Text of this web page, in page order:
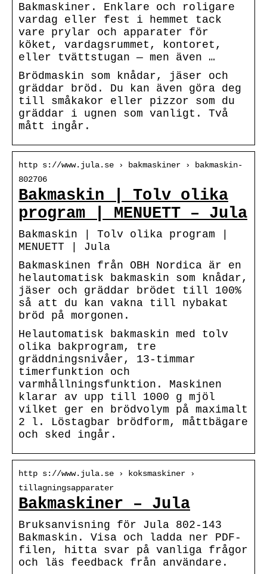
Bakmaskiner. Enklare och roligare
vardag eller fest i hemmet tack
vare prylar och apparater för
köket, vardagsrummet, kontoret,
eller tvättstugan — men även …
Brödmaskin som knådar, jäser och
gräddar bröd. Du kan även göra deg
till småkakor eller pizzor som du
gräddar i ugnen som vanligt. Två
mått ingår.
http s://www.jula.se › bakmaskiner › bakmaskin-
802706
Bakmaskin | Tolv olika
program | MENUETT – Jula
Bakmaskin | Tolv olika program |
MENUETT | Jula
Bakmaskinen från OBH Nordica är en
helautomatisk bakmaskin som knådar,
jäser och gräddar brödet till 100%
så att du kan vakna till nybakat
bröd på morgonen.
Helautomatisk bakmaskin med tolv
olika bakprogram, tre
gräddningsnivåer, 13-timmar
timerfunktion och
varmhållningsfunktion. Maskinen
klarar av upp till 1000 g mjöl
vilket ger en brödvolym på maximalt
2 l. Löstagbar brödform, måttbägare
och sked ingår.
http s://www.jula.se › koksmaskiner ›
tillagningsapparater
Bakmaskiner – Jula
Bruksanvisning för Jula 802-143
Bakmaskin. Visa och ladda ner PDF-
filen, hitta svar på vanliga frågor
och läs feedback från användare.